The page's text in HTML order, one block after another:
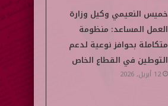
خميس النعيمي وكيل وزارة
العمل المساعد: منظومة
متكاملة بحوافز نوعية لدعم
التوطين في القطاع الخاص
12 أبريل, 2026